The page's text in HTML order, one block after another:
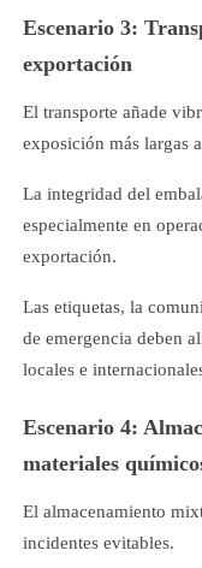
Escenario 3:
exportación
El transporte añade
exposición más largas
La integridad del
especialmente en
exportación.
Las etiquetas, la
de emergencia deben
locales e
Escenario 4:
materiales
El almacenamiento
incidentes evitables.